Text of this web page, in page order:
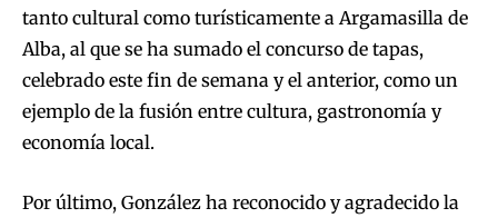
tanto cultural como turísticamente a Argamasilla de
Alba, al que se ha sumado el concurso de tapas,
celebrado este fin de semana y el anterior, como un
ejemplo de la fusión entre cultura, gastronomía y
economía local.
Por último, González ha reconocido y agradecido la